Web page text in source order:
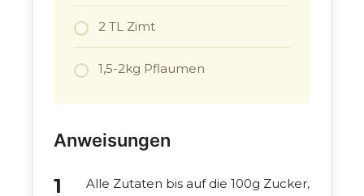
2 TL Zimt
1,5-2kg Pflaumen
Anweisungen
Alle Zutaten bis auf die 100g Zucker,